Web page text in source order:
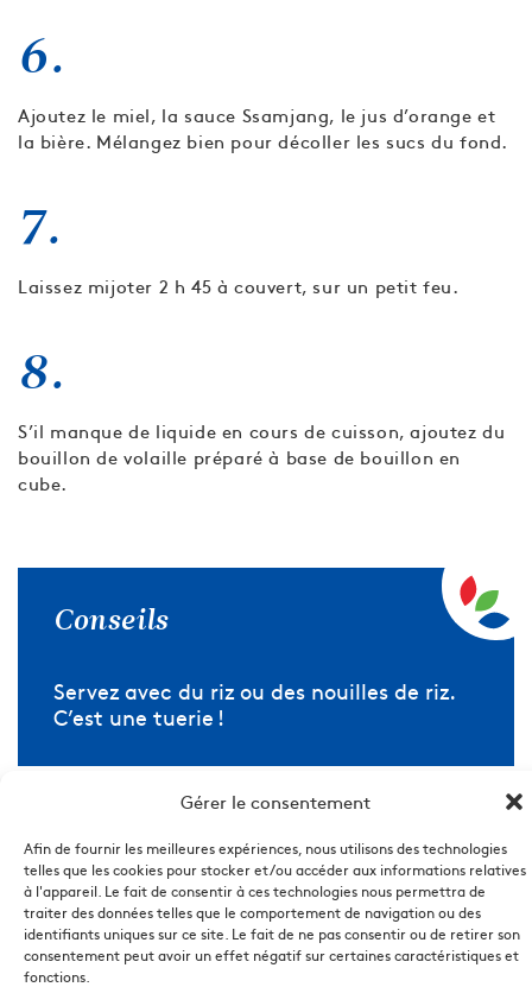
Gérer le consentement
Afin de fournir les meilleures expériences, nous utilisons des technologies
telles que les cookies pour stocker et/ou accéder aux informations relatives
à l'appareil. Le fait de consentir à ces technologies nous permettra de
traiter des données telles que le comportement de navigation ou des
identifiants uniques sur ce site. Le fait de ne pas consentir ou de retirer son
consentement peut avoir un effet négatif sur certaines caractéristiques et
fonctions.
6.
Ajoutez le miel, la sauce Ssamjang, le jus d’orange et
la bière. Mélangez bien pour décoller les sucs du fond.
7.
Laissez mijoter 2 h 45 à couvert, sur un petit feu.
8.
S’il manque de liquide en cours de cuisson, ajoutez du
bouillon de volaille préparé à base de bouillon en
cube.
Conseils
Servez avec du riz ou des nouilles de riz.
C’est une tuerie !
DÉCOUVRIR LES AUTRES RECETTES